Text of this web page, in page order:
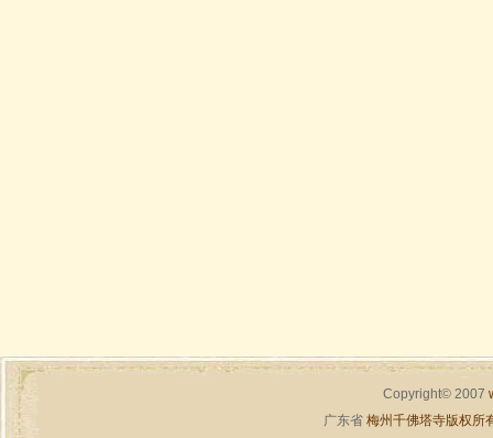
Copyright© 2007
广东省 梅州千佛塔寺版权所